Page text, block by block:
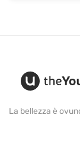
La bellezza è